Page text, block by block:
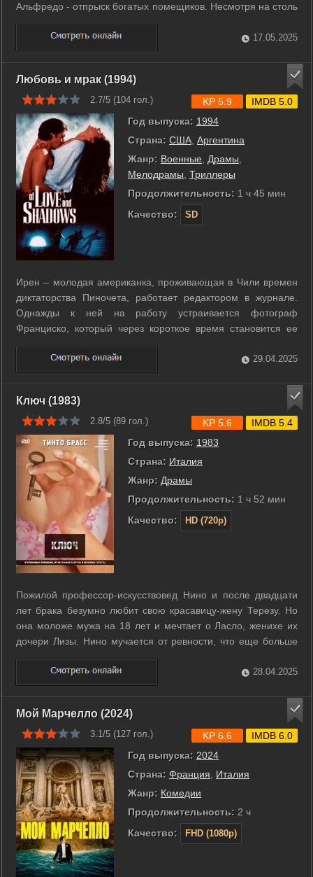
Альфредо - отпрыск богатых помещиков. Несмотря на столь
различное социальное положение, мальчики не только
подружатся, но пронесут дружбу через всю свою жизнь. Они
- дети страшных лет ...
17.05.2025
Любовь и мрак (1994)
2.7/5 (104 гол.)
Год выпуска: 1994
Страна: США Аргентина
Жанр: Военные Драмы
Мелодрамы Триллеры
Продолжительность: 1 ч 45 мин
Качество:
SD
KP 5.9 IMDB 5.0
Ирен – молодая американка, проживающая в Чили времен
диктаторства Пиночета, работает редактором в журнале.
Однажды к ней на работу устраивается фотограф
Франциско, который через короткое время становится ее
любовником. Завоевав доверие Ирен, Франциско сообщает
ей, что является членом тайной политической группировки,
которая борется с политическим ...
29.04.2025
Ключ (1983)
2.8/5 (89 гол.)
Год выпуска: 1983
Страна: Италия
Жанр: Драмы
Продолжительность: 1 ч 52 мин
Качество:
HD (720p)
KP 5.6 IMDB 5.4
Пожилой профессор-искусствовед Нино и после двадцати
лет брака безумно любит свою красавицу-жену Терезу. Но
она моложе мужа на 18 лет и мечтает о Ласло, женихе их
дочери Лизы. Нино мучается от ревности, что еще больше
разжигает его страсть. Но доктор предупреждает
профессора, что у него высокое давление, и занятия сексом
ему противопоказаны. Тогда ...
28.04.2025
Мой Марчелло (2024)
3.1/5 (127 гол.)
Год выпуска: 2024
Страна: Франция
Италия
Жанр: Комедии
Продолжительность: 2 ч
Качество:
FHD (1080p)
KP 6.6 IMDB 6.0